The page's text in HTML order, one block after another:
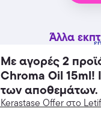
Άλλα
Με αγορές 2
Chroma Oil 15ml! Ισχύει μέχρι εξαντλήσεως
των αποθεμάτων.
Kerastase Offer στο